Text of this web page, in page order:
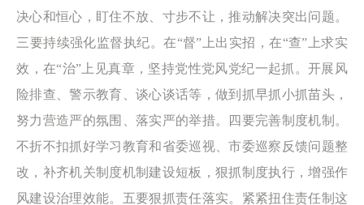
决心和恒心，盯住不放、寸步不让，推动解决突出问题。
三要持续强化监督执纪。在“督”上出实招，在“查”上求实
效，在“治”上见真章，坚持党性党风党纪一起抓。开展风
险排查、警示教育、谈心谈话等，做到抓早抓小抓苗头，
努力营造严的氛围、落实严的举措。四要完善制度机制。
不折不扣抓好学习教育和省委巡视、市委巡察反馈问题整
改，补齐机关制度机制建设短板，狠抓制度执行，增强作
风建设治理效能。五要狠抓责任落实。紧紧扭住责任制这